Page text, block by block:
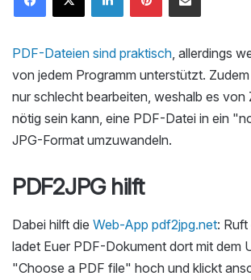
PDF-Dateien sind praktisch , allerdings
von jedem Programm unterstützt.
nur schlecht bearbeiten, weshalb es von
nötig sein kann, eine PDF-Datei in ein
JPG-Format umzuwandeln.
PDF2JPG hilft
Dabei hilft die Web-App pdf2jpg.net: Ruft
ladet Euer PDF-Dokument dort mit dem
"Choose a PDF file" hoch und klickt